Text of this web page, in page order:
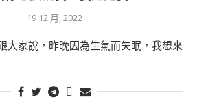
19 12 月, 2022
大家說，昨晚因為生氣而失眠，我想來